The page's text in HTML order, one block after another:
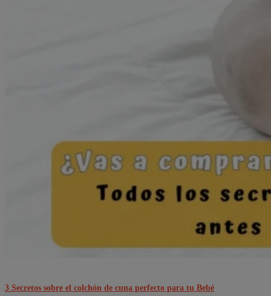
3 Secretos sobre el colchón de cuna perfecto para tu Bebé